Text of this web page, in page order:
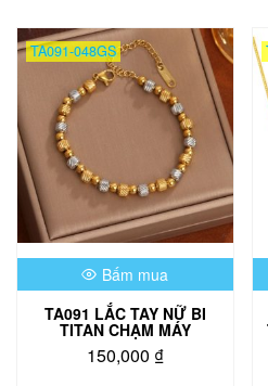
TA091-048GS
Bấm mua
TA091 LẮC TAY NỮ BI
TITAN CHẠM MÁY
150,000 ₫